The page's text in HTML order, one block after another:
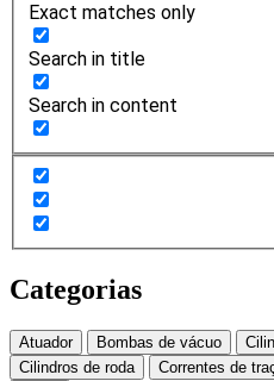
Exact matches only
Search in title
Search in content
Categorias
Atuador Bombas de vácuo
Cilindros de roda
Correntes de